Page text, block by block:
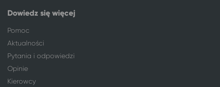
Wrocław
Ustka
Jarosławiec, gm. Postomino
Wrocław
Wrocław
Wrocław
Ciechocinek
Wrocław
Wrocław
Dowiedz się więcej
Pomoc
Aktualności
Pytania i odpowiedzi
Opinie
Kierowcy